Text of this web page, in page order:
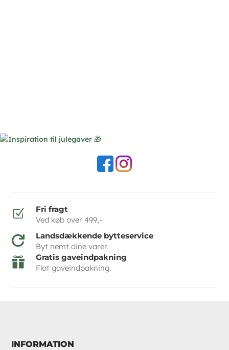
Z
Fri fragt
Ved køb over 499,-

Landsdækkende bytteservice
Byt nemt dine varer.

Gratis gaveindpakning
Flot gaveindpakning.
INFORMATION